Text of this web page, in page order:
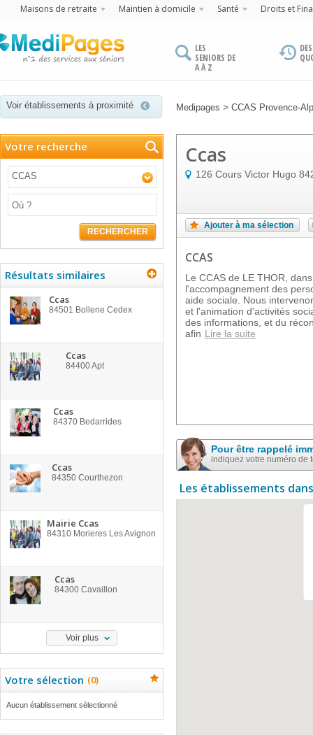
Maisons de retraite Maintien à domicile Santé Droits et
LES
SENIORS DE
A À Z
Voir établissements à proximité Medipages > CCAS Provence-
Votre recherche
CCAS
RECHERCHER
Résultats similaires
Ccas
84501 Bollene Cedex
Ccas
84400Apt
Ccas
84370 Bedarrides
Ccas
84350 Courthezon
Mairie Ccas
84310 Morieres Les Avignon
Ccas
84300 Cavaillon
Voir plus
Votre sélection (0)
Aucun établissement sélectionné
Ccas
126 Cours Victor Hugo
Ajouter à ma sélection
CCAS
Le CCAS de LE THOR,
l'accompagnement des
aide sociale. Nous
et l'animation d'activités
des informations, et du
afin Lire la suite
Pour être rappelé
indiquez votre numéro de
Les établissements